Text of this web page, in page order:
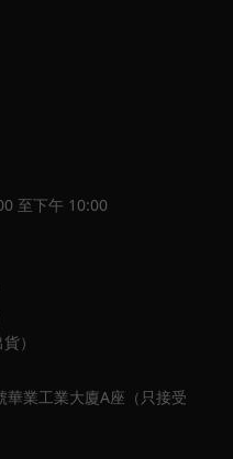
至下午 10:00
）
業工業大廈A座（只接受